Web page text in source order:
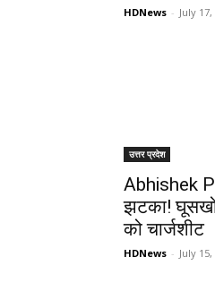
HDNews - July
उत्तर प्रदेश
Abhishek
झटका!
को चार्जशीट
HDNews - July